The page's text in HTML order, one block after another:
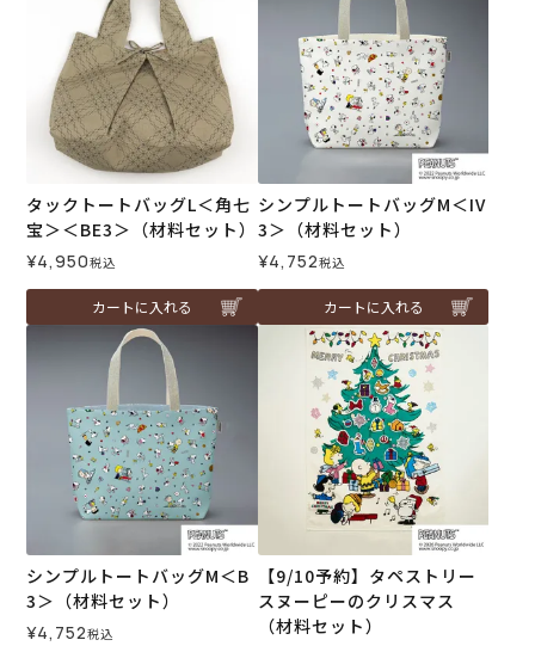
タックトートバッグL＜角七
宝＞＜BE3＞（材料セット）
¥4,950税込
カートに入れる
シンプルトートバッグM＜IV
3＞（材料セット）
¥4,752税込
カートに入れる
シンプルトートバッグM＜B
3＞（材料セット）
¥4,752税込
【9/10予約】タペストリー
スヌーピーのクリスマス
（材料セット）